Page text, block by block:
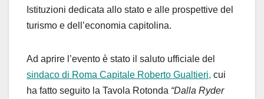
Istituzioni dedicata allo stato e alle prospettive del
turismo e dell’economia capitolina.
Ad aprire l’evento è stato il saluto ufficiale del
sindaco di Roma Capitale Roberto Gualtieri, cui
ha fatto seguito la Tavola Rotonda “Dalla Ryder